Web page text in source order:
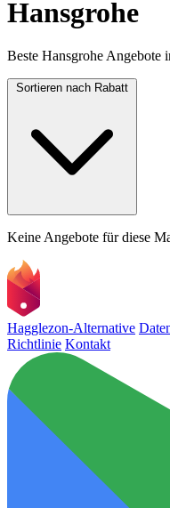
Hansgrohe
Beste Hansgrohe Angebote
Sortieren nach Rabatt
Keine Angebote für diese
Hagglezon-Alternative
Richtlinie Kontakt